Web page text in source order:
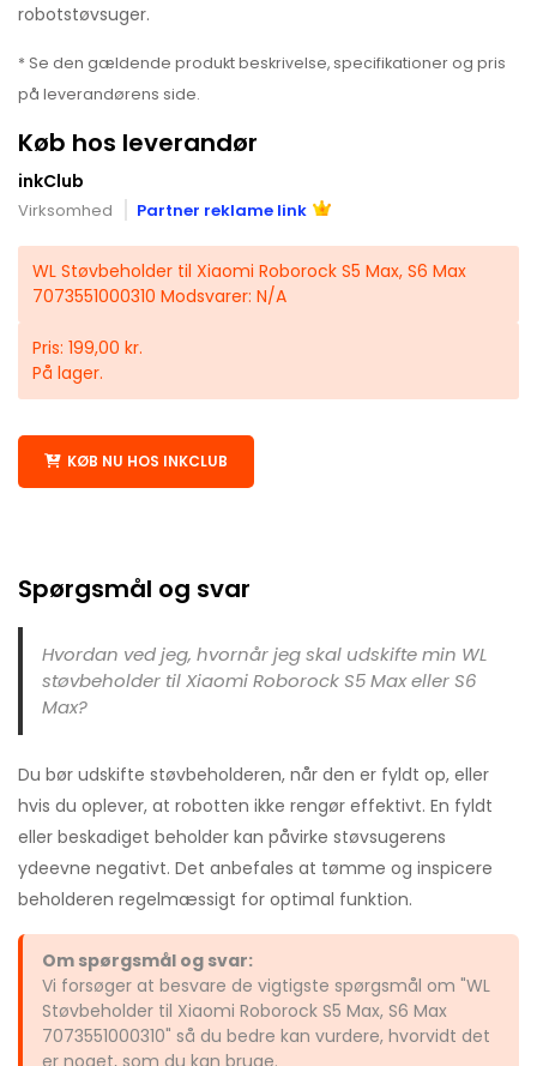
robotstøvsuger.
* Se den gældende produkt beskrivelse, specifikationer og pris
på leverandørens side.
Køb hos leverandør
inkClub
Virksomhed Partner reklame link
WL Støvbeholder til Xiaomi Roborock S5 Max, S6 Max
7073551000310 Modsvarer: N/A
Pris: 199,00 kr.
På lager.
KØB NU HOS INKCLUB
Spørgsmål og svar
Hvordan ved jeg, hvornår jeg skal udskifte min WL
støvbeholder til Xiaomi Roborock S5 Max eller S6
Max?
Du bør udskifte støvbeholderen, når den er fyldt op, eller
hvis du oplever, at robotten ikke rengør effektivt. En fyldt
eller beskadiget beholder kan påvirke støvsugerens
ydeevne negativt. Det anbefales at tømme og inspicere
beholderen regelmæssigt for optimal funktion.
Om spørgsmål og svar:
Vi forsøger at besvare de vigtigste spørgsmål om "WL
Støvbeholder til Xiaomi Roborock S5 Max, S6 Max
7073551000310" så du bedre kan vurdere, hvorvidt det
er noget, som du kan bruge.